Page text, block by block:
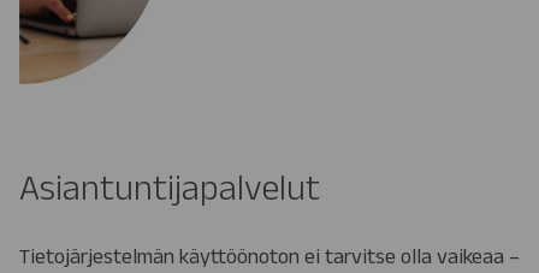
Asiantuntijapalvelut
Tietojärjestelmän käyttöönoton ei tarvitse olla vaikeaa –